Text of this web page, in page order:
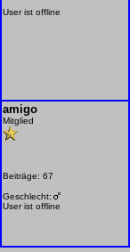
User ist offline
amigo
Mitglied
Beiträge: 67
Geschlecht:
User ist offline